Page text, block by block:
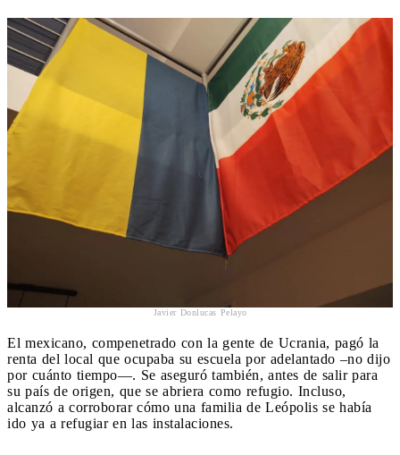
Javier Donlucas Pelayo
El mexicano, compenetrado con la gente de Ucrania, pagó la
renta del local que ocupaba su escuela por adelantado –no dijo
por cuánto tiempo—. Se aseguró también, antes de salir para
su país de origen, que se abriera como refugio. Incluso,
alcanzó a corroborar cómo una familia de Leópolis se había
ido ya a refugiar en las instalaciones.